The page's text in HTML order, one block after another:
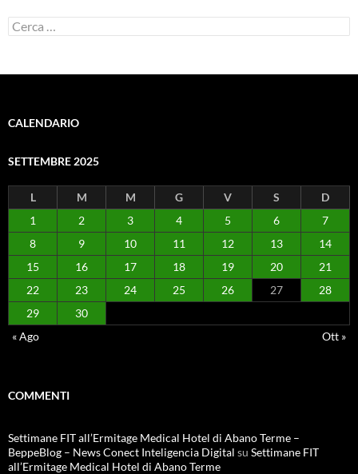
Ricerca
per:
CALENDARIO
SETTEMBRE 2025
L M M G V S
D
1
2 3 4 5 6
7
8
9 10 11 12 13
14
15
16 17 18 19 20
21
22
23 24 25 26 27
28
29
30
« Ago
Ott »
COMMENTI
Settimane FIT all’Ermitage Medical Hotel di Abano Terme –
BeppeBlog – News Conect Inteligencia Digital su Settimane FIT
all’Ermitage Medical Hotel di Abano Terme